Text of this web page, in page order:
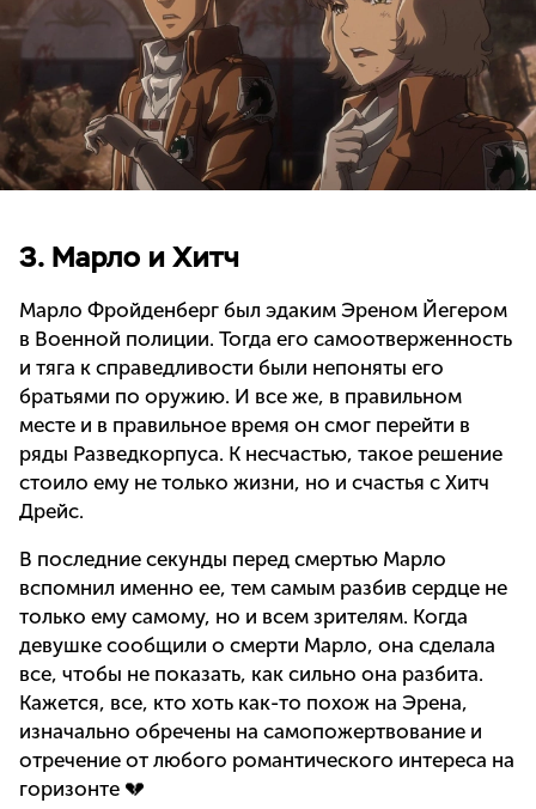
3. Марло и Хитч
Марло Фройденберг был эдаким Эреном Йегером
в Военной полиции. Тогда его самоотверженность
и тяга к справедливости были непоняты его
братьями по оружию. И все же, в правильном
месте и в правильное время он смог перейти в
ряды Разведкорпуса. К несчастью, такое решение
стоило ему не только жизни, но и счастья с Хитч
Дрейс.
В последние секунды перед смертью Марло
вспомнил именно ее, тем самым разбив сердце не
только ему самому, но и всем зрителям. Когда
девушке сообщили о смерти Марло, она сделала
все, чтобы не показать, как сильно она разбита.
Кажется, все, кто хоть как-то похож на Эрена,
изначально обречены на самопожертвование и
отречение от любого романтического интереса на
горизонте 💔